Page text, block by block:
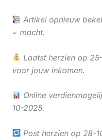
Artikel opnieuw
= macht.
Laatst herzien op
voor jouw inkomen.
Online
10-2025.
Post herzien op 28-